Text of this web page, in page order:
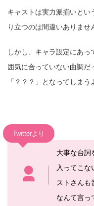
キャストは実力派揃いとい
り立つのは間違いありませ
しかし、キャラ設定にあ
囲気に合っていない曲調だ
「？？？」となってしまう
Twitterより
大事な台詞
入ってこな
ストさんも
なんて言っ